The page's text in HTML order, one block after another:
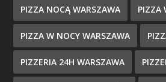
PIZZA NOCĄ WARSZAWA PIZZA
PIZZA W NOCY WARSZAWA
PIZZERIA 24H WARSZAWA